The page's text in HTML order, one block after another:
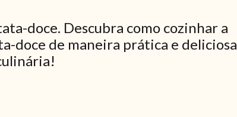
doce. Descubra como cozinhar a
doce de maneira prática e deliciosa